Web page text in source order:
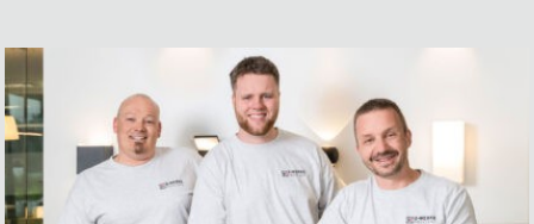
Jona-Elia Irninger
Elektrotechnik